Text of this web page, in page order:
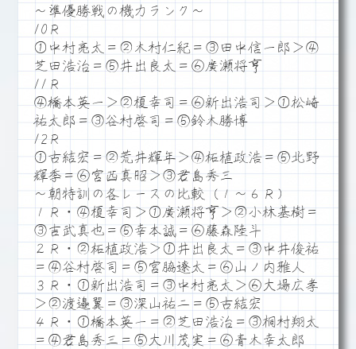
～準優勝戦の機力ランク～
10Ｒ
①中村亮太＝②木村仁紀＝③田中信一郎＞④
芝田浩治＝⑤井出良太＝⑥廣瀬将亨
11Ｒ
④橋本英一＞②榎幸司＝⑥新出浩司＞①松崎
祐太郎＝③谷村啓司＝⑤鈴木勝博
12Ｒ
①古結宏＝②荒井輝年＞④柘植政浩＝⑤北野
輝季＝⑥宮西真昭＞③君島秀三
～朝特訓の各レースの比較（１～６Ｒ）
１Ｒ・④榎幸司＞①廣瀬将亨＞②小林基樹＝
③吉武真也＝⑤幸本誠＝⑥藤森陸斗
２Ｒ・②柘植政浩＞①井出良太＝③中井俊祐
＝④谷村啓司＝⑤宮脇遼太＝⑥山ノ内雅人
３Ｒ・①新出浩司＝③中村亮太＞⑥大場広孝
＞②渡邉翼＝③深山祐二＝⑤古結宏
４Ｒ・①橋本英一＝②芝田浩治＝③桐村翔太
＝④君島秀三＝⑤大川茂実＝⑥青木幸太郎